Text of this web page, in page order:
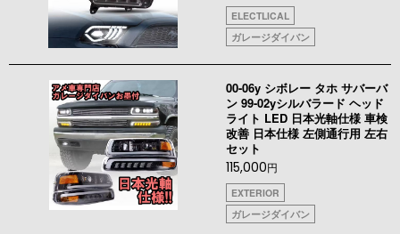
ELECTLICAL
ガレージダイバン
00-06y シボレー タホ サバーバ
ン 99-02yシルバラード ヘッド
ライト LED 日本光軸仕様 車検
改善 日本仕様 左側通行用 左右
セット
115,000円
EXTERIOR
ガレージダイバン